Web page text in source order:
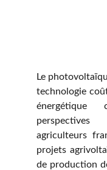
Le
technologie
énergétique
agriculteurs
projets
de production